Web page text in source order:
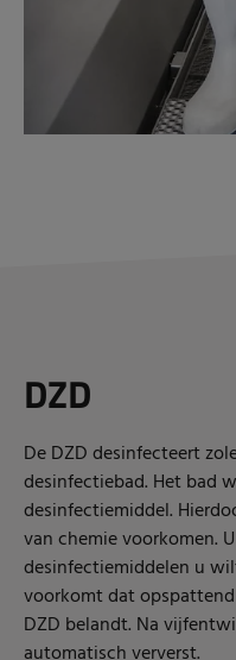
DZD
De DZD desinfecteert
desinfectiebad. Het bad
desinfectiemiddel.
van chemie voorkomen.
desinfectiemiddelen u
voorkomt dat
DZD belandt. Na
automatisch ververst.